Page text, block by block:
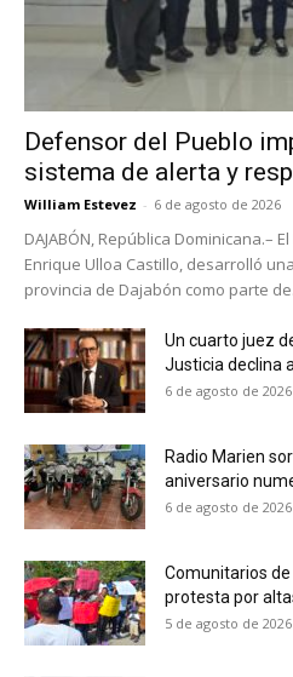
Defensor del Pueblo
sistema de alerta y
William Estevez - 6 de agosto de 2026
DAJABÓN, República Dominicana.–
Enrique Ulloa Castillo, desarrolló
provincia de Dajabón como parte
Un cuarto juez
Justicia declina
6 de agosto de 2026
Radio Marien
aniversario
6 de agosto de 2026
Comunitarios
protesta por
5 de agosto de 2026